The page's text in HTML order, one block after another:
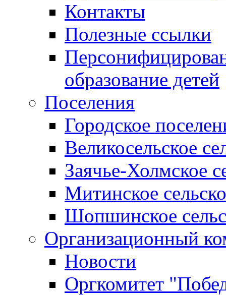
Контакты
Полезные ссылки
образование детей
Поселения
Городское
Великосельское
Заячье-Холмское
Митинское
Шопшинское
Организационный
Новости
Оргкомитет